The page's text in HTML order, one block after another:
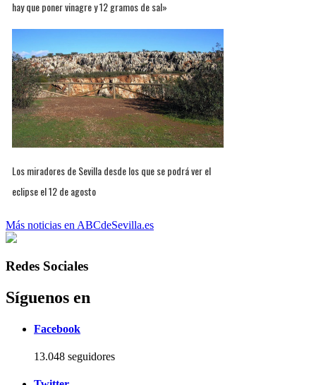
hay que poner vinagre y 12 gramos de sal»
Los miradores de Sevilla desde los que se podrá ver el
eclipse el 12 de agosto
Más noticias en ABCdeSevilla.es
Redes Sociales
Síguenos en
Facebook
13.048 seguidores